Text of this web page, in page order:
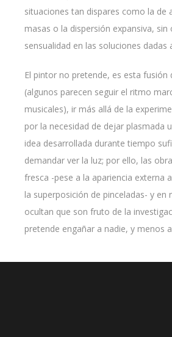
situaciones tan dispares como la de
masas o la dispersión expansiva, sin
sensualidad en las soluciones dadas
El pintor no pretende, es esta fusión
(algunos parecen seguir el ritmo
musicales), ir más allá de la
por la necesidad de dejar plasmada
idea desarrollada durante tiempo
demandar ver la luz; por ello, las
fresca -pese a la apariencia externa
la superposición de pinceladas- y en
ocultan que son fruto de la
pretende engañar a nadie, y menos